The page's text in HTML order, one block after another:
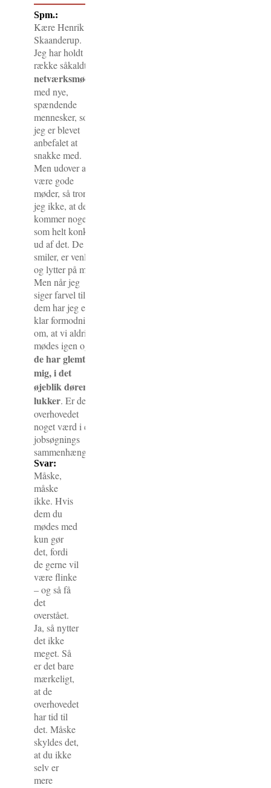
Spm.:
Kære Henrik
Skaanderup.
Jeg har holdt en
række såkaldte
netværksmøder
med nye,
spændende
mennesker, som
jeg er blevet
anbefalet at
snakke med.
Men udover at
være gode
møder, så tror
jeg ikke, at der
kommer noget
som helt konkret
ud af det. De
smiler, er venlige
og lytter på mig.
Men når jeg
siger farvel til
dem har jeg en
klar formodning
om, at vi aldrig
mødes igen og at
de har glemt
mig, i det
øjeblik døren
lukker. Er det
overhovedet
noget værd i en
jobsøgnings
sammenhæng?
Svar:
Måske,
måske
ikke. Hvis
dem du
mødes med
kun gør
det, fordi
de gerne vil
være flinke
– og så få
det
overstået.
Ja, så nytter
det ikke
meget. Så
er det bare
mærkeligt,
at de
overhovedet
har tid til
det. Måske
skyldes det,
at du ikke
selv er
mere